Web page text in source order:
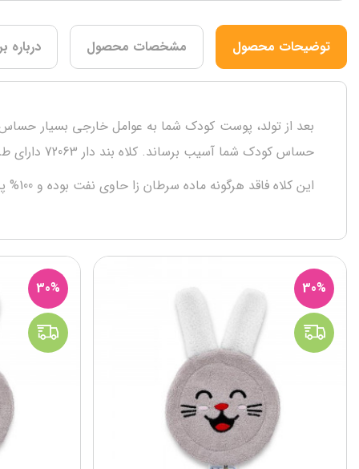
توضیحات محصول مشخصات محصول درباره
حساس کودک شما آسیب برساند. کلاه بند دار 72063 دارای طرح حیواناتی مثل جوجه، جغد و زرافه است و قسمت بالای آن در امتداد کلاه آویزان میشود.
این کلاه فاقد هرگونه ماده سرطان زا حاوی نفت بوده و 100% پنبه می باشد. محصولات بی بیبی دارای کیفیت محصولی هستند که به راحتی می توانید برای نوزاد خود استفاده کنید.
30%
30%